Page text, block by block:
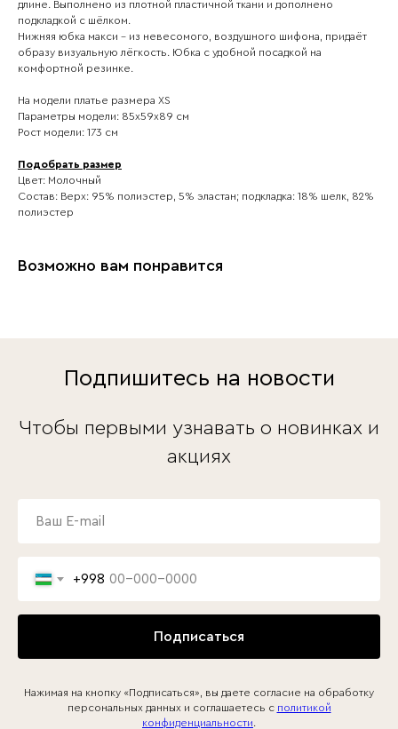
длине. Выполнено из плотной пластичной ткани и дополнено
подкладкой с шёлком.
Нижняя юбка макси – из невесомого, воздушного шифона, придаёт
образу визуальную лёгкость. Юбка с удобной посадкой на
комфортной резинке.
На модели платье размера XS
Параметры модели: 85х59х89 см
Рост модели: 173 см
Подобрать размер
Цвет: Молочный
Состав: Верх: 95% полиэстер, 5% эластан; подкладка: 18% шелк, 82%
полиэстер
Возможно вам понравится
Подпишитесь на новости
Чтобы первыми узнавать о новинках и
акциях
+998
Подписаться
Нажимая на кнопку «Подписаться», вы даете согласие на обработку
персональных данных и соглашаетесь c политикой
конфиденциальности